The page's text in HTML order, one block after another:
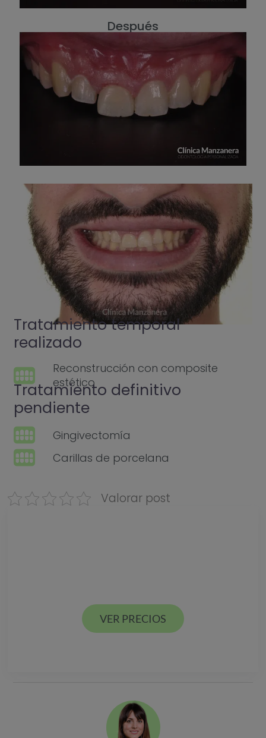
Después
Tratamiento temporal
realizado
Reconstrucción con composite
estético
Tratamiento definitivo
pendiente
Gingivectomía
Carillas de porcelana
Valorar post
VER PRECIOS